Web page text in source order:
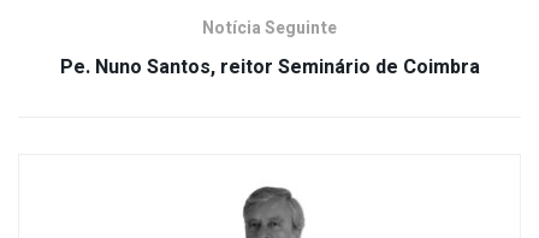
Notícia Seguinte
Pe. Nuno Santos, reitor Seminário de Coimbra